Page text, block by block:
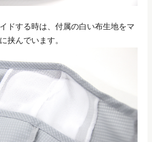
ドする時は、付属の白い布生地をマ
挟んでいます。